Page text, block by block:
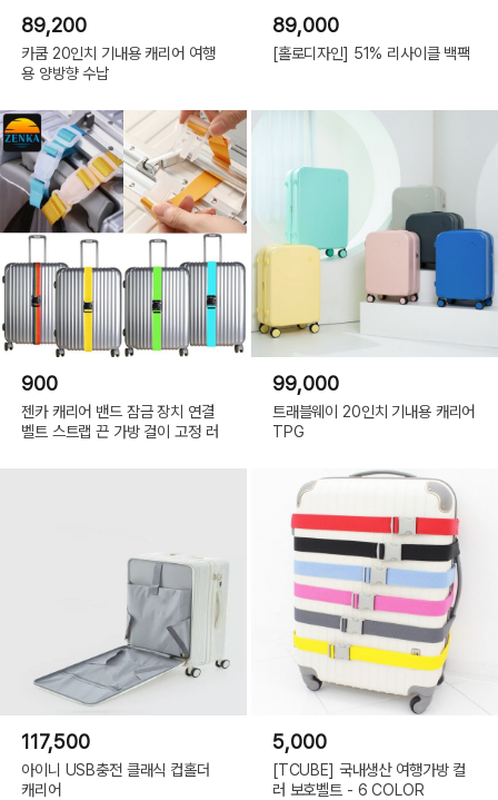
89,200
카쿰 20인치 기내용 캐리어 여행
용 양방향 수납
89,000
[홀로디자인] 51% 리사이클 백팩
900
젠카 캐리어 밴드 잠금 장치 연결
벨트 스트랩 끈 가방 걸이 고정 러
99,000
트래블웨이 20인치 기내용 캐리어
TPG
117,500
아이니 USB충전 클래식 컵홀더
캐리어
5,000
[TCUBE] 국내생산 여행가방 컬
러 보호벨트 - 6 COLOR